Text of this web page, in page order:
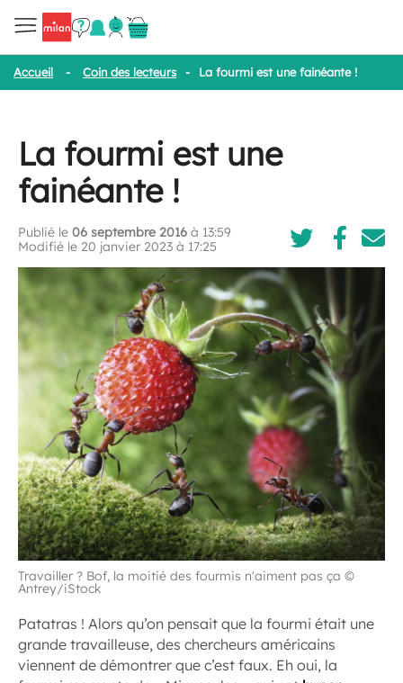
Accueil - Coin des lecteurs - La fourmi est une fainéante !
La fourmi est une
fainéante !
Publié le 06 septembre 2016 à 13:59
Modifié le 20 janvier 2023 à 17:25
Travailler ? Bof, la moitié des fourmis n'aiment pas ça ©
Antrey/iStock
Patatras ! Alors qu’on pensait que la fourmi était une
grande travailleuse, des chercheurs américains
viennent de démontrer que c’est faux. Eh oui, la